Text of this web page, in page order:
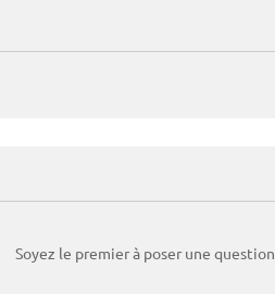
Soyez le premier à poser une question